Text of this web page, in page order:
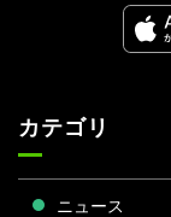
カテゴリ
ニュース